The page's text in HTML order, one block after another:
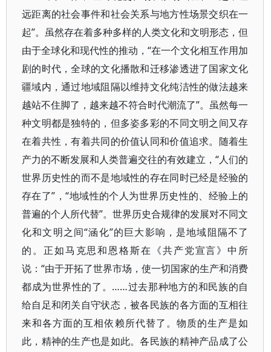
远距离的社会事件和社会关系与地方性场景交织在一
起”。虽然存在着多种多样的人类文化和文明形态，但
由于全球化和现代性的推动，“在一个文化相互作用加
剧的时代，全球的文化播散和迁移渗透进了国家文化
疆域内，通过地域阻隔以维持文化纯洁性的做法越来
越站不住脚了，越来越不符合时代潮流了”。虽然每一
种文明都是独特的，但多姿多彩的不同文明之间又存
在着共性，有着共同的价值认同和价值追求。随着生
产力的不断发展和人类普遍交往的有效建立，“人们的
世界历史性的而不是地域性的存在同时已经是经验的
存在了”，“地域性的个人为世界历史性的、经验上的
普遍的个人所代替”。世界历史合规律的发展对不同文
化和文明之间“涵化”的巨大影响，是地域阻隔不了
的。正如马克思和恩格斯在《共产党宣言》中所
说：“由于开拓了世界市场，使一切国家的生产和消费
都成为世界性的了。……过去那种地方的和民族的自
给自足和闭关自守状态，被各民族的各方面的互相往
来和各方面的互相依赖所代替了。物质的生产是如
此，精神的生产也是如此。各民族的精神产品成了公